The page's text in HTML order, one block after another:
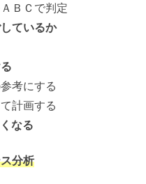
Ｃで判定
ているか
考にする
計画する
なる
分析